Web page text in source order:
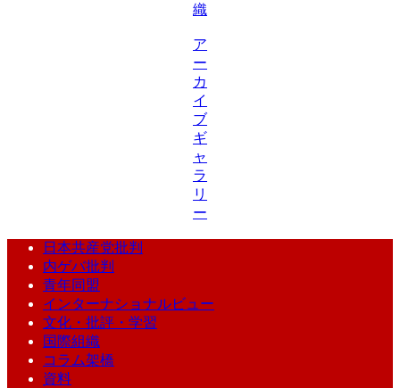
織
ア
ー
カ
イ
ブ
ギ
ャ
ラ
リ
ー
日本共産党批判
内ゲバ批判
青年同盟
インターナショナルビュー
文化・批評・学習
国際組織
コラム架橋
資料